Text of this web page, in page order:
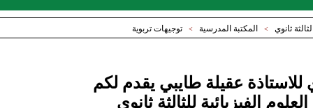
ثانوي > المكتبة المدرسية > توجيهات تربوية
للاستاذة عقيلة طايبي يقدم لكم
الفيزيائية للثالثة ثانوي